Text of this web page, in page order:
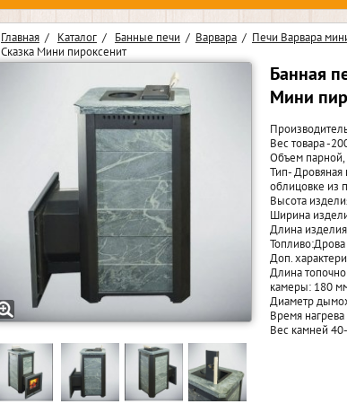
Главная / Каталог / Банные печи / Варвара / Печи Варвара
Сказка Мини пироксенит
Банная
Мини
Вес товара -
Объем
Тип- Дровяная
облицовке из
Высота
Ширина
Длина
Топливо:Дрова
Доп.
Длина
камеры: 180
Диаметр
Время
Вес камней